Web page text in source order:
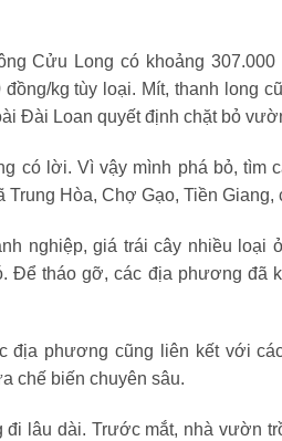
Cửu Long có khoảng
đồng/kg tùy loại. Mít, thanh long
Đài Loan quyết định chặt bỏ
có lời. Vì vậy mình phá bỏ, tìm
Trung Hòa, Chợ Gạo, Tiền Giang,
nghiệp, giá trái cây nhiều loại
Để tháo gỡ, các địa phương đã
địa phương cũng liên kết với
chế biến chuyên sâu.
lâu dài. Trước mắt, nhà vườn